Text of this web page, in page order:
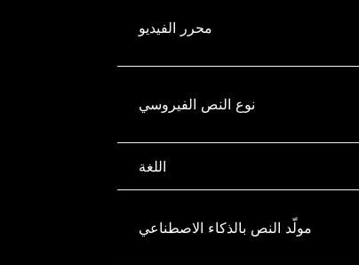
محرر الفيديو
نوع النص الفيروسي
اللغة
مولّد النص بالذكاء الاصطناعي